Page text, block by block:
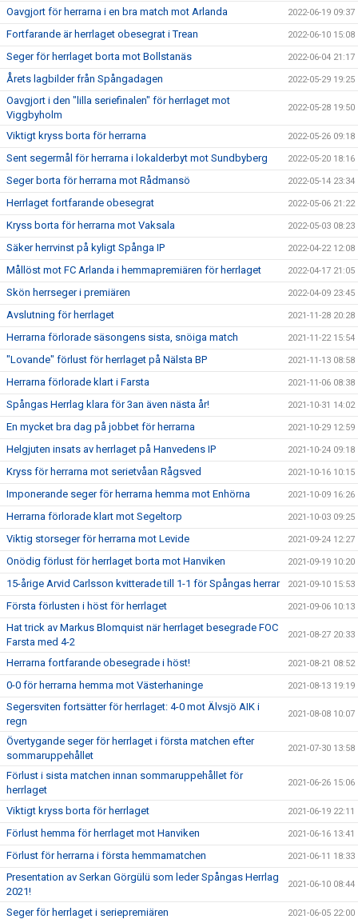
Oavgjort för herrarna i en bra match mot Arlanda 2022-06-19 09:37
Fortfarande är herrlaget obesegrat i Trean 2022-06-10 15:08
Seger för herrlaget borta mot Bollstanäs 2022-06-04 21:17
Årets lagbilder från Spångadagen 2022-05-29 19:25
Oavgjort i den "lilla seriefinalen" för herrlaget mot
Viggbyholm
2022-05-28 19:50
Viktigt kryss borta för herrarna 2022-05-26 09:18
Sent segermål för herrarna i lokalderbyt mot Sundbyberg 2022-05-20 18:16
Seger borta för herrarna mot Rådmansö 2022-05-14 23:34
Herrlaget fortfarande obesegrat 2022-05-06 21:22
Kryss borta för herrarna mot Vaksala 2022-05-03 08:23
Säker herrvinst på kyligt Spånga IP 2022-04-22 12:08
Mållöst mot FC Arlanda i hemmapremiären för herrlaget 2022-04-17 21:05
Skön herrseger i premiären 2022-04-09 23:45
Avslutning för herrlaget 2021-11-28 20:28
Herrarna förlorade säsongens sista, snöiga match 2021-11-22 15:54
"Lovande" förlust för herrlaget på Nälsta BP 2021-11-13 08:58
Herrarna förlorade klart i Farsta 2021-11-06 08:38
Spångas Herrlag klara för 3an även nästa år! 2021-10-31 14:02
En mycket bra dag på jobbet för herrarna 2021-10-29 12:59
Helgjuten insats av herrlaget på Hanvedens IP 2021-10-24 09:18
Kryss för herrarna mot serietvåan Rågsved 2021-10-16 10:15
Imponerande seger för herrarna hemma mot Enhörna 2021-10-09 16:26
Herrarna förlorade klart mot Segeltorp 2021-10-03 09:25
Viktig storseger för herrarna mot Levide 2021-09-24 12:27
Onödig förlust för herrlaget borta mot Hanviken 2021-09-19 10:20
15-årige Arvid Carlsson kvitterade till 1-1 för Spångas herrar 2021-09-10 15:53
Första förlusten i höst för herrlaget 2021-09-06 10:13
Hat trick av Markus Blomquist när herrlaget besegrade FOC
Farsta med 4-2
2021-08-27 20:33
Herrarna fortfarande obesegrade i höst! 2021-08-21 08:52
0-0 för herrarna hemma mot Västerhaninge 2021-08-13 19:19
Segersviten fortsätter för herrlaget: 4-0 mot Älvsjö AIK i
regn
2021-08-08 10:07
Övertygande seger för herrlaget i första matchen efter
sommaruppehållet
2021-07-30 13:58
Förlust i sista matchen innan sommaruppehållet för
herrlaget
2021-06-26 15:06
Viktigt kryss borta för herrlaget 2021-06-19 22:11
Förlust hemma för herrlaget mot Hanviken 2021-06-16 13:41
Förlust för herrarna i första hemmamatchen 2021-06-11 18:33
Presentation av Serkan Görgülü som leder Spångas Herrlag
2021!
2021-06-10 08:44
Seger för herrlaget i seriepremiären 2021-06-05 22:00